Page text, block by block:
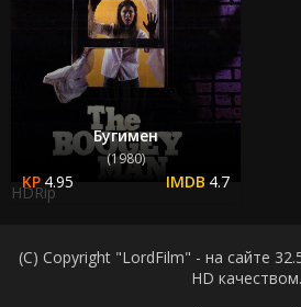
Бугимен
(1980)
4.95 4.7
HDRip
(C) Copyright "LordFilm" - на сайте
HD качеством.